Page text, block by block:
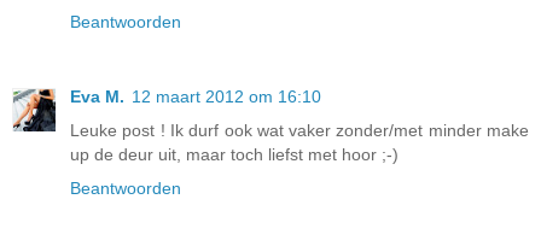
Beantwoorden
Eva M. 12 maart 2012 om 16:10
Leuke post ! Ik durf ook wat vaker zonder/met minder make
up de deur uit, maar toch liefst met hoor ;-)
Beantwoorden